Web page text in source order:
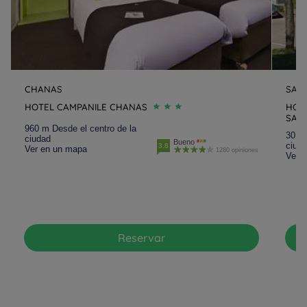
CHANAS
HOTEL CAMPANILE CHANAS
960 m Desde el centro de la
ciudad
Ver en un mapa
3.8 Bueno
1280 opiniones
Reservar
30.3
Ver